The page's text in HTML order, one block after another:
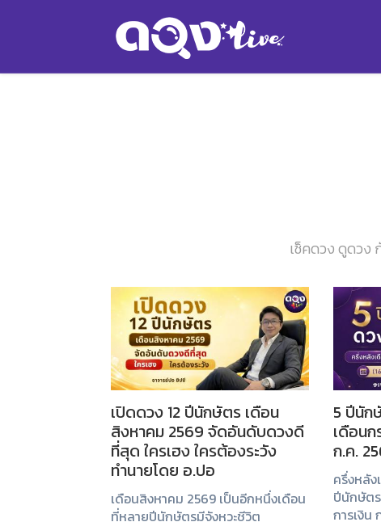
เช็คดวง ดูดวง
เปิดดวง 12 ปีนักษัตร เดือน
สิงหาคม 2569 จัดอันดับดวงดี
ที่สุด ใครเฮง ใครต้องระวัง
ทำนายโดย อ.ปอ
เดือนสิงหาคม 2569 เป็นอีกหนึ่งเดือน
ที่หลายปีนักษัตรมีจังหวะชีวิต
5 ปีนัก
เดือน
ก.ค.
ครึ่งหลั
ปีนักษัต
การเงิน